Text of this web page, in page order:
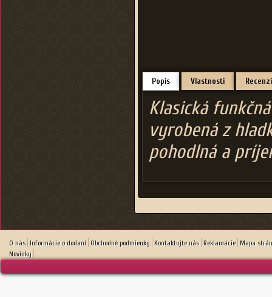
Popis Vlastnosti
Klasická
vyrobená z
pohodlná a
O nás Informácie o dodaní Obchodné podmienky Kontaktujte nás Reklamácie Mapa
Novinky